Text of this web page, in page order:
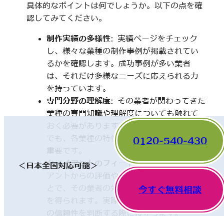
具体的なポイントは何でしょうか。以下の点を確
認してみてください。
制作実績の多様性: 実績ページをチェック
し、様々な業種の制作事例が掲載されてい
るかを確認します。成功事例が多い業者
は、それだけ多様なニーズに応えられる力
を持っています。
専門分野の理解度: その業者が関わってきた
業種の専門知識や理解度についても触れて
おく必要があります。一見、異なった分野
でも、各業種の特性を理解していることが
クライアントのフィードバック: 他のクライ
アントからの評価やレビューを確認するこ
とで、その業者の対応や成果に関する情報
を得られます。実際の利用者の声は、業者
の信頼性を判断する際に役立ちます。
＜日本全国対応可能＞
0120-540-430
今すぐ無料相談